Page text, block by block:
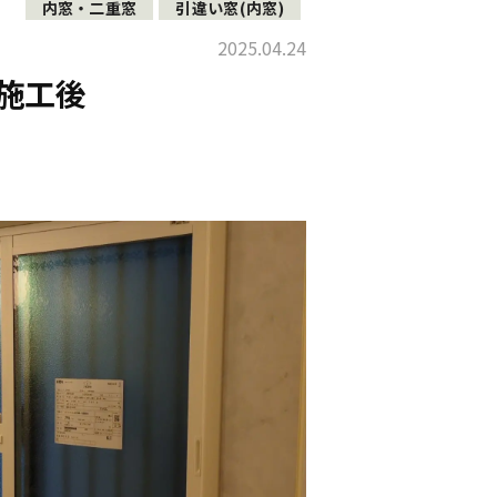
内窓・二重窓 引違い窓(内窓)
2025.04.24
工後